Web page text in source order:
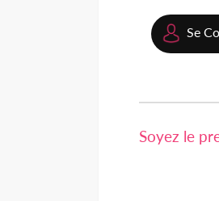
Se
Soyez le